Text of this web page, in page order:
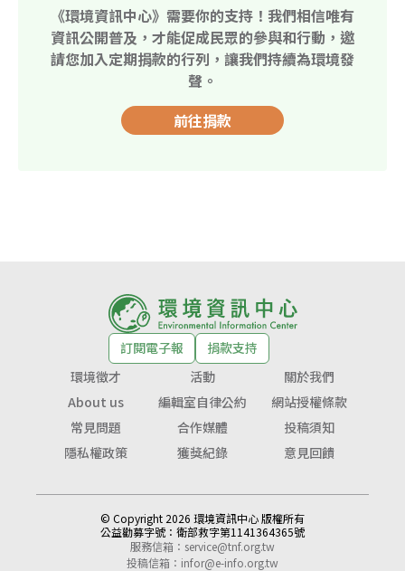
《環境資訊中心》需要你的支持！我們相信唯有
資訊公開普及，才能促成民眾的參與和行動，邀
請您加入定期捐款的行列，讓我們持續為環境發
聲。
前往捐款
訂閱電子報
捐款支持
環境徵才
活動
關於我們
About us
編輯室自律公約
網站授權條款
常見問題
合作媒體
投稿須知
隱私權政策
獲獎紀錄 意見回饋
© Copyright 2026 環境資訊中心 版權所有
公益勸募字號： 衛部救字第1141364365號
服務信箱： service@tnf.org.tw
投稿信箱： infor@e-info.org.tw